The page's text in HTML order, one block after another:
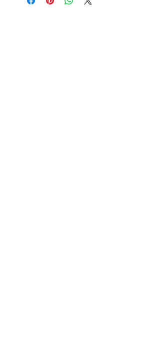
Canada, en Belgique, aux Etats-Unis,